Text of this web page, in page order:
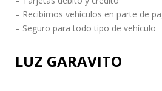
– Recibimos vehículos en parte de
– Seguro para todo tipo de vehículo
LUZ GARAVITO